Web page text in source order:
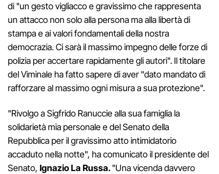
di "un gesto vigliacco e gravissimo che rappresenta
un attacco non solo alla persona ma alla libertà di
stampa e ai valori fondamentali della nostra
democrazia. Ci sarà il massimo impegno delle forze di
polizia per accertare rapidamente gli autori". Il titolare
del Viminale ha fatto sapere di aver "dato mandato di
rafforzare al massimo ogni misura a sua protezione".
"Rivolgo a Sigfrido Ranuccie alla sua famiglia la
solidarietà mia personale e del Senato della
Repubblica per il gravissimo atto intimidatorio
accaduto nella notte", ha comunicato il presidente del
Senato, Ignazio La Russa."Una vicenda davvero